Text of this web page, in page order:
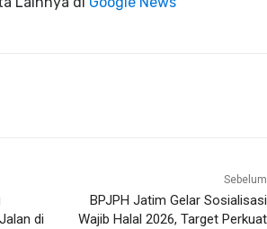
di
Sebelum
BPJPH Jatim Gelar Sosialisasi
Wajib Halal 2026, Target Perkuat